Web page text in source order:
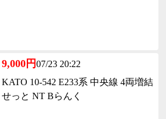
9,000円07/23 20:22
KATO 10-542 E233系 中央線 4両増結
せっと NT Bらんく